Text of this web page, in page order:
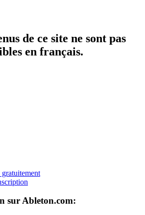
de ce site ne sont pas
en français.
sur Ableton.com: